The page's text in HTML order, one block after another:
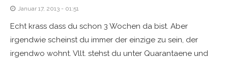
Januar 17, 2013 - 01:51
Echt krass dass du schon 3 Wochen da bist. Aber
irgendwie scheinst du immer der einzige zu sein, der
irgendwo wohnt. Vllt. stehst du unter Quarantaene und